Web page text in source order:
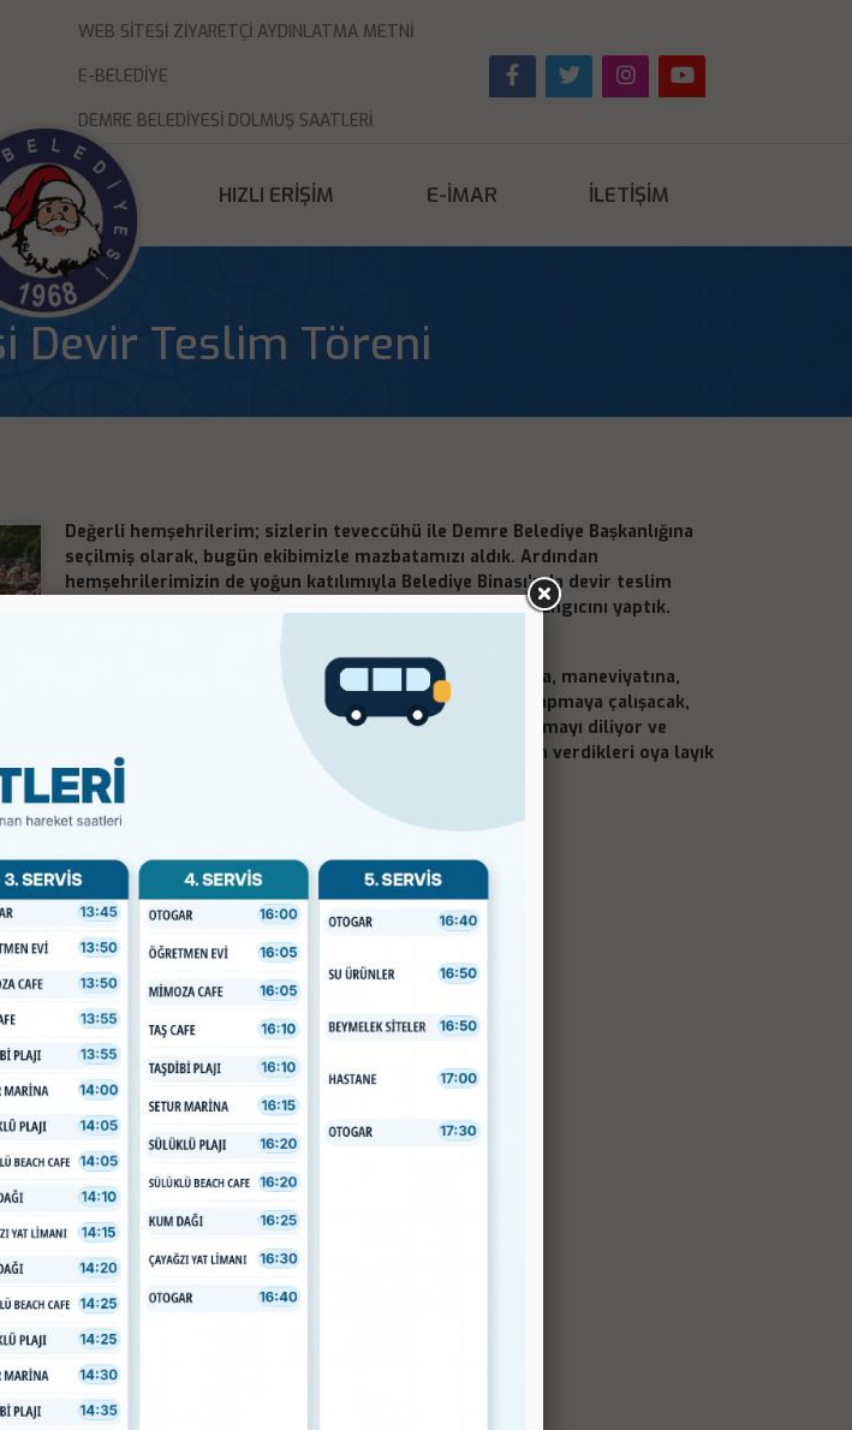
WEB SITESI ZIYARETÇI AYDINLATMA METNI
E-BELEDIYE
DEMRE BELEDIYESI DOLMUŞ SAATLERI
HIZLI ERIŞIM E-İMAR İLETIŞIM
Devir Teslim Töreni
Değerli hemşehrilerim; sizlerin teveccühü ile Demre Belediye Başkanlığına
seçilmiş olarak, bugün ekibimizle mazbatamızı aldık. Ardından
hemşehrilerimizin de yoğun katılımıyla Belediye Binası’nda devir teslim
törenimizi gerçekleştirip hep birlikte yeni dönemin başlangıcını yaptık.
Bu ilçeye, tarihine, işçisine, çiftçisine, kadınına, çocuğuna, maneviyatına,
geçmişten bugüne her şeyine sahip çıkacak; doğruları yapmaya çalışacak,
yanlışlardan sakınacak bir yönetim anlayışını ortaya koymayı diliyor ve
istiyorum. Şimdi artık hizmet zamanı. Hemşehrilerimizin verdikleri oya layık
taşımak için var gücümüzle çalışacağız.